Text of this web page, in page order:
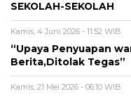
SEKOLAH-SEKOLAH
Kamis, 4 Juni 2026 - 11:52 WIB
“Upaya Penyuapan
Berita,Ditolak Tegas”
Kamis, 21 Mei 2026 - 06:10 WIB